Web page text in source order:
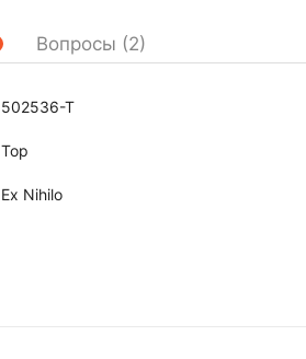
Вопросы (2)
502536-T
Top
Ex Nihilo